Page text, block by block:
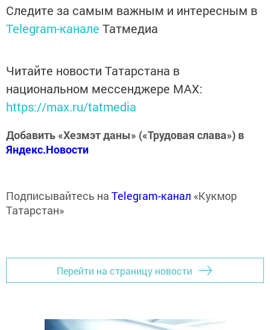
Следите за самым важным и интересным в
Telegram-канале Татмедиа
Читайте новости Татарстана в
национальном мессенджере MАХ:
https://max.ru/tatmedia
Добавить «Хезмэт даны» («Трудовая слава») в
Яндекс.Новости
Подписывайтесь на Telegram-канал «Кукмор
Татарстан»
Перейти на страницу новости